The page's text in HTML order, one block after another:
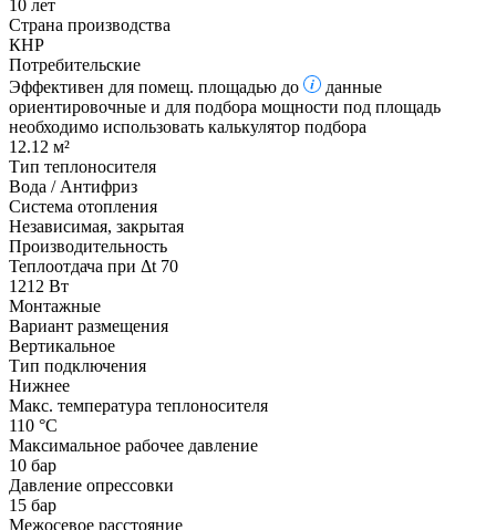
10 лет
Страна производства
КНР
Потребительские
Эффективен для помещ. площадью до
данные
ориентировочные и для подбора мощности под площадь
необходимо использовать калькулятор подбора
12.12 м²
Тип теплоносителя
Вода / Антифриз
Система отопления
Независимая, закрытая
Производительность
Теплоотдача при Δt 70
1212 Вт
Монтажные
Вариант размещения
Вертикальное
Тип подключения
Нижнее
Макс. температура теплоносителя
110 °С
Максимальное рабочее давление
10 бар
Давление опрессовки
15 бар
Межосевое расстояние